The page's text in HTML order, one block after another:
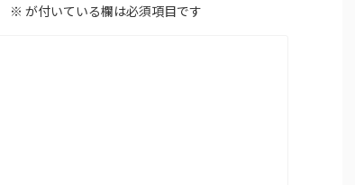
※ が付いている欄は必須項目です